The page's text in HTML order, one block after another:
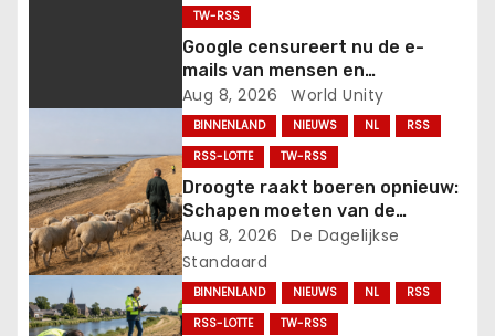
t
i
e
TW-RSS
Google censureert nu de e-
mails van mensen en
privégroepen met het
Orwelliaanse
anti-“misinformatie”-plan.
Aug 8, 2026 World Unity
BINNENLAND NIEUWS NL
RSS
RSS-LOTTE
TW-RSS
Droogte raakt boeren opnieuw:
Schapen moeten van de
Waddendijken verdwijnen!.
Aug 8, 2026
De Dagelijkse
Standaard
BINNENLAND NIEUWS NL
RSS
RSS-LOTTE
TW-RSS